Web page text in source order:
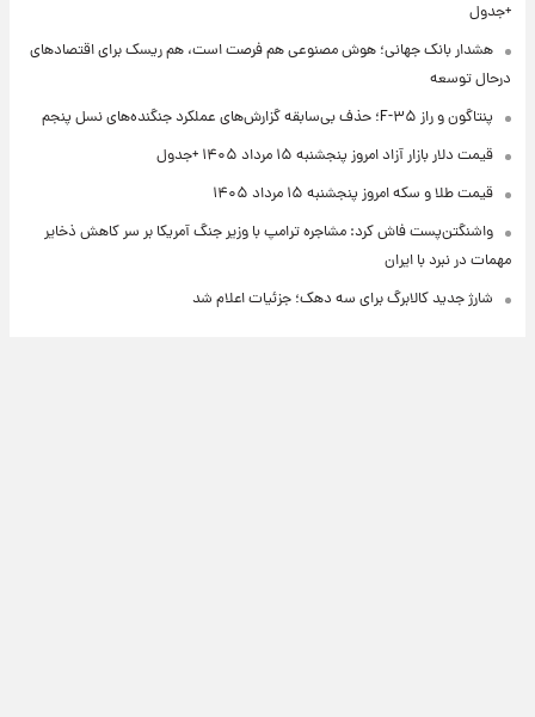
+جدول
هشدار بانک جهانی؛ هوش مصنوعی هم فرصت است، هم ریسک برای اقتصادهای
درحال توسعه
پنتاگون و راز F-۳۵؛ حذف بی‌سابقه گزارش‌های عملکرد جنگنده‌های نسل پنجم
قیمت دلار بازار آزاد امروز پنجشنبه ۱۵ مرداد ۱۴۰۵ +جدول
قیمت طلا و سکه امروز پنجشنبه ۱۵ مرداد ۱۴۰۵
واشنگتن‌پست فاش کرد: مشاجره ترامپ با وزیر جنگ آمریکا بر سر کاهش ذخایر
مهمات در نبرد با ایران
شارژ جدید کالابرگ برای سه دهک؛ جزئیات اعلام شد